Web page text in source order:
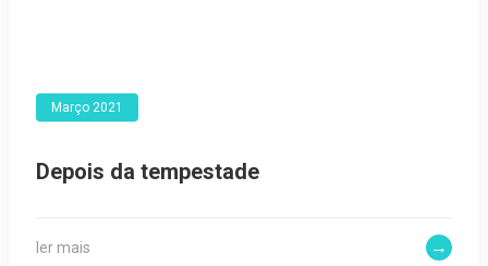
Março 2021
Depois da tempestade
ler mais